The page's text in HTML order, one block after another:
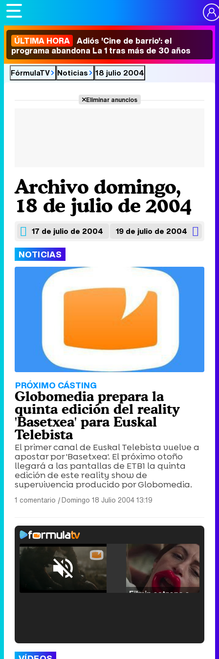
ÚLTIMA HORA Adiós 'Cine de barrio': el
programa abandona La 1 tras más de 30 años
FórmulaTV Noticias 18 julio 2004
Eliminar anuncios
Archivo domingo,
18 de julio de 2004
17 de julio de 2004 19 de julio de 2004
NOTICIAS
PRÓXIMO CÁSTING
Globomedia prepara la
quinta edición del reality
'Basetxea' para Euskal
Telebista
El primer canal de Euskal Telebista vuelve a
apostar por 'Basetxea'. El próximo otoño
llegará a las pantallas de ETB1 la quinta
edición de este reality show de
supervivencia producido por Globomedia.
1 comentario |Domingo 18 Julio 2004 13:19
Unmute /
Loaded :